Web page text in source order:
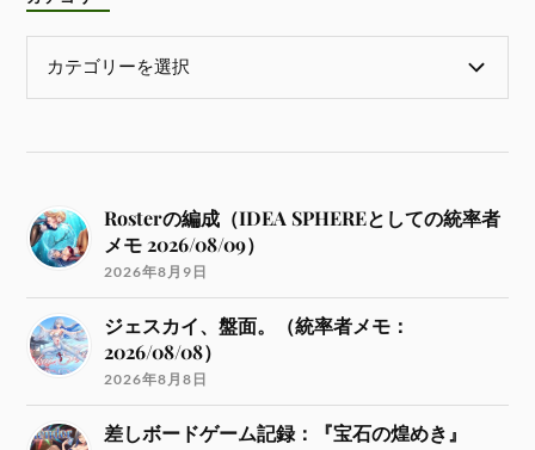
Rosterの編成（IDEA SPHEREとしての統率者
メモ 2026/08/09）
2026年8月9日
ジェスカイ、盤面。（統率者メモ：
2026/08/08）
2026年8月8日
差しボードゲーム記録：『宝石の煌めき』